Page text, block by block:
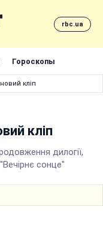
rbc.ua
Гороскопы
кліп
кліп
дилогії,
сонце"